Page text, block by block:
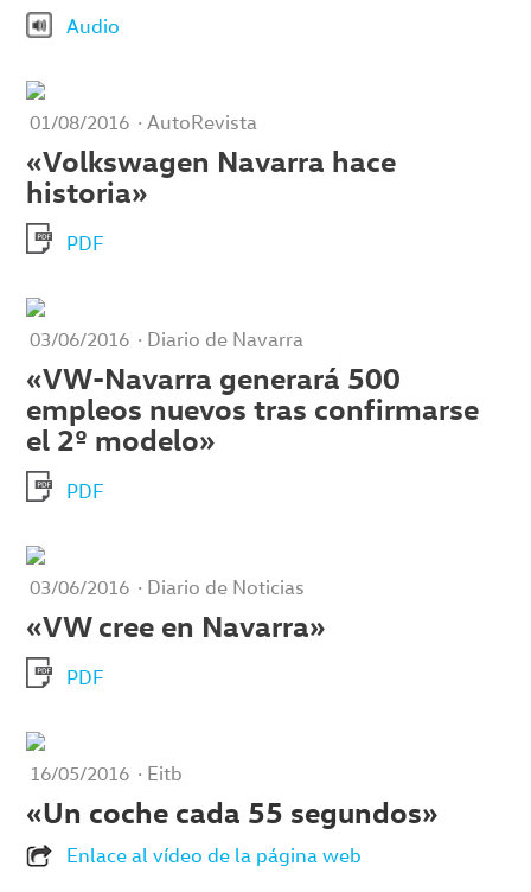
Audio
01/08/2016 · AutoRevista
«Volkswagen Navarra hace
historia»
PDF
03/06/2016 · Diario de Navarra
«VW-Navarra generará 500
empleos nuevos tras confirmarse
el 2º modelo»
PDF
03/06/2016 · Diario de Noticias
«VW cree en Navarra»
PDF
16/05/2016 · Eitb
«Un coche cada 55 segundos»
Enlace al vídeo de la página web